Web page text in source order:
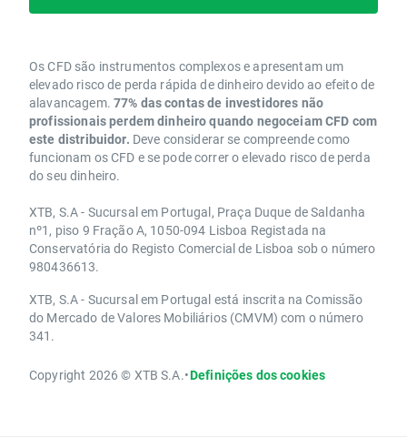
Os CFD são instrumentos complexos e apresentam um
elevado risco de perda rápida de dinheiro devido ao efeito de
alavancagem. 77% das contas de investidores não
profissionais perdem dinheiro quando negoceiam CFD com
este distribuidor. Deve considerar se compreende como
funcionam os CFD e se pode correr o elevado risco de perda
do seu dinheiro.
XTB, S.A - Sucursal em Portugal, Praça Duque de Saldanha
nº1, piso 9 Fração A, 1050-094 Lisboa Registada na
Conservatória do Registo Comercial de Lisboa sob o número
980436613.
XTB, S.A - Sucursal em Portugal está inscrita na Comissão
do Mercado de Valores Mobiliários (CMVM) com o número
341.
Copyright 2026 © XTB S.A.•Definições dos cookies